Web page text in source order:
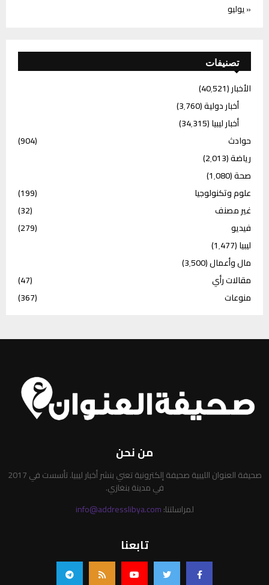
« يوليو
تصنيفات
الأخبار(40٬521)
أخبار دولية(3٬760)
أخبار ليبيا(34٬315)
حوادث
(904)
رياضة(2٬013)
صحة(1٬080)
علوم وتكنولوجيا
(199)
غير مصنف
(32)
فيديو
(279)
ليبيا(1٬477)
مال وأعمال(3٬500)
مقالات رأي
(47)
منوعات
(367)
من نحن
صحيفة العنوان الليبية صحيفة إلكترونية تعني بنشر أخبار ليبيا. تأسست في 2017
في مدينة بنغازي.
لمراسلتنا:info@addresslibya.com
تابعنا